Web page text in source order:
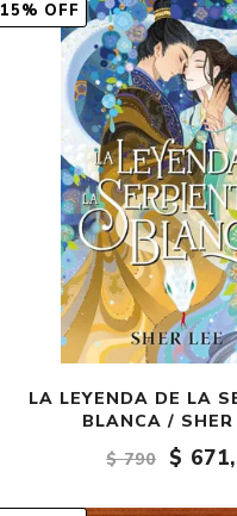
15% OFF
LA LEYENDA DE LA
BLANCA / SHER
$ 790
$